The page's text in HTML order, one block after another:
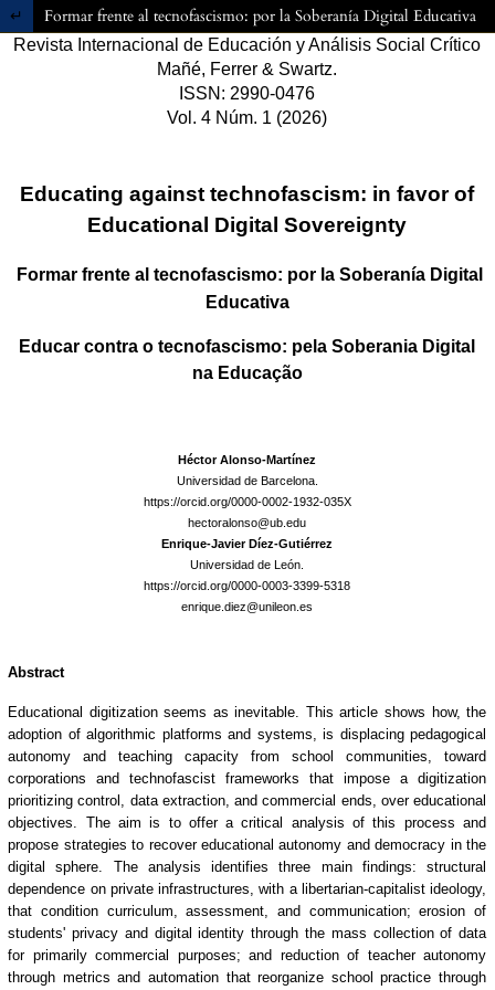
Volver a los detalles del artículo
Formar frente al tecnofascismo: por la Soberanía Digital Educativa